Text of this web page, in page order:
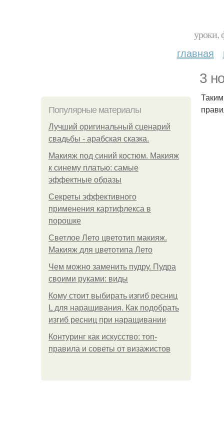
уроки,
главная
3
Популярные материалы
Лучший оригинальный сценарий
свадьбы - арабская сказка.
Макияж под синий костюм. Макияж
к синему платью: самые
эффектные образы
Секреты эффективного
применения картифлекса в
порошке
Светлое Лето цветотип макияж.
Макияж для цветотипа Лето
Чем можно заменить пудру. Пудра
своими руками: виды
Кому стоит выбирать изгиб ресниц
L для наращивания. Как подобрать
изгиб ресниц при наращивании
Контуринг как искусство: топ-
правила и советы от визажистов